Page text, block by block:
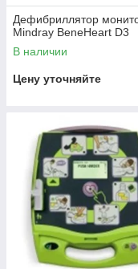
Дефибриллятор
Mindray BeneHeart D3
В наличии
Цену уточняйте